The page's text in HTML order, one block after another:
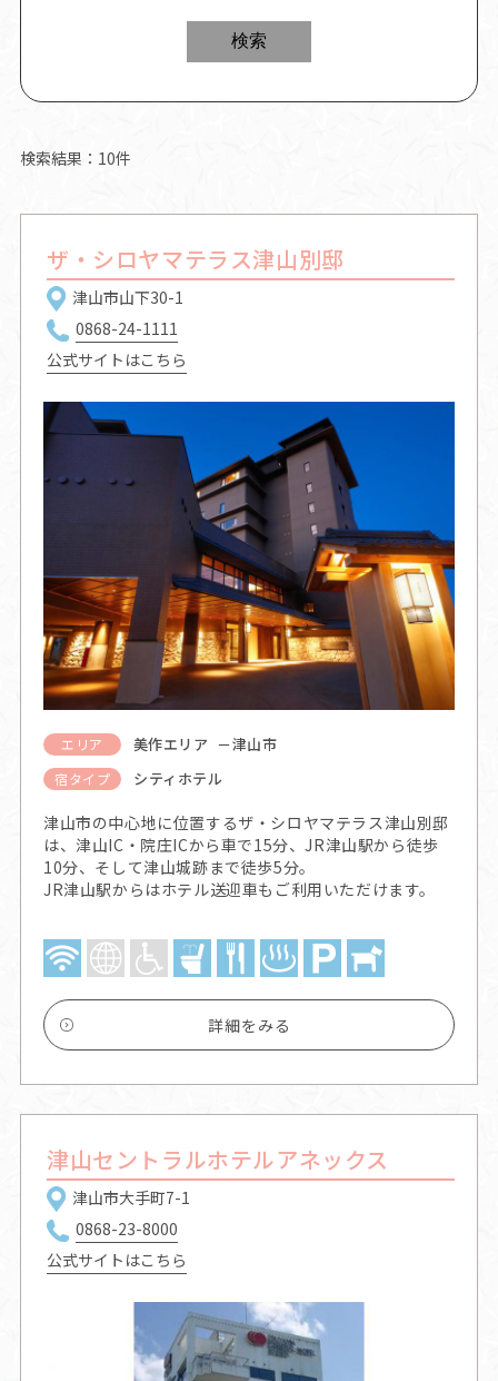
検索結果：10件
ザ・シロヤマテラス津山別邸
津山市山下30-1
0868-24-1111
公式サイトはこちら
エリア 美作エリア －津山市
宿タイプ シティホテル
津山市の中心地に位置するザ・シロヤマテラス津山別邸
は、津山IC・院庄ICから車で15分、JR津山駅から徒歩
10分、そして津山城跡まで徒歩5分。
JR津山駅からはホテル送迎車もご利用いただけます。
詳細をみる
津山セントラルホテルアネックス
津山市大手町7-1
0868-23-8000
公式サイトはこちら